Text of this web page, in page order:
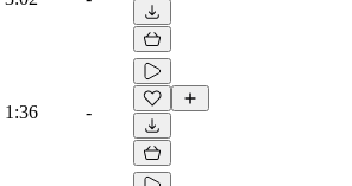
1:36 -